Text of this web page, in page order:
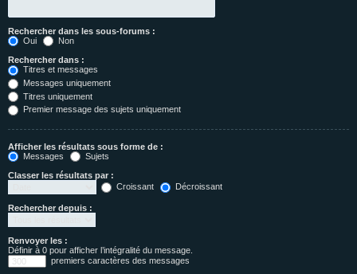
Rechercher dans les sous-forums :
Oui
Non
Rechercher dans :
Titres et messages
Messages uniquement
Titres uniquement
Premier message des sujets uniquement
Afficher les résultats sous forme de :
Messages
Sujets
Classer les résultats par :
Croissant
Décroissant
Rechercher depuis :
Renvoyer les :
Définir à 0 pour afficher l’intégralité du message.
premiers caractères des messages